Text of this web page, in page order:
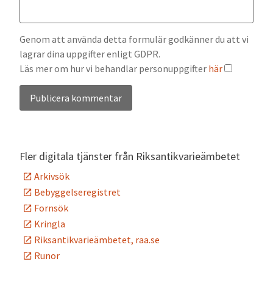
Genom att använda detta formulär godkänner du att vi
lagrar dina uppgifter enligt GDPR.
Läs mer om hur vi behandlar personuppgifter här
Fler digitala tjänster från Riksantikvarieämbetet
Arkivsök
Bebyggelseregistret
Fornsök
Kringla
Riksantikvarieämbetet, raa.se
Runor